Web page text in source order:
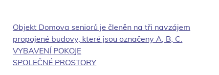
Objekt Domova seniorů je členěn na tři navzájem
propojené budovy, které jsou označeny A, B, C.
VYBAVENÍ POKOJE
SPOLEČNÉ PROSTORY